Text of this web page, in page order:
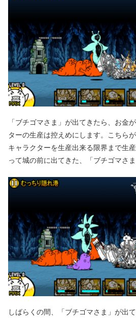
「ブチゴマさま」が出てきたら、お金
ターの生産は控えめにします。こちら
キャラクターを生産出来る限界まで生
って城の前に出てきた、「ブチゴマさ
しばらくの間、「ブチゴマさま」が出